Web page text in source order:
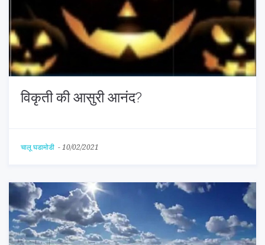
विकृती की आसुरी आनंद?
चालू घडामोडी - 10/02/2021